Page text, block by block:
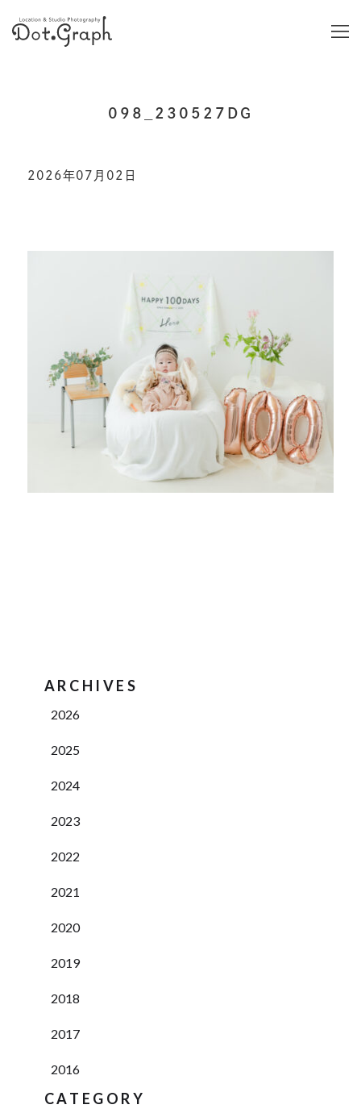
098_230527DG
2026年07月02日
ARCHIVES
2026
2025
2024
2023
2022
2021
2020
2019
2018
2017
2016
CATEGORY